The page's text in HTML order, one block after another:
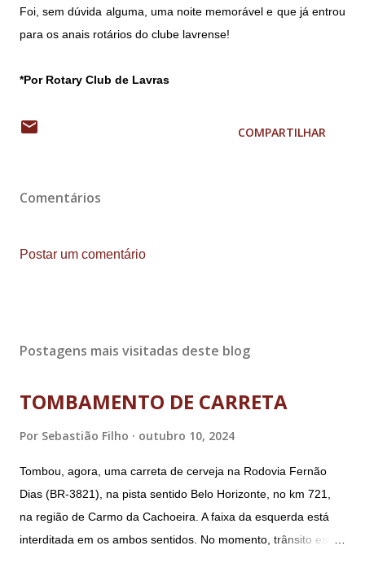
Foi, sem dúvida alguma, uma noite memorável e que já entrou
para os anais rotários do clube lavrense!
*Por Rotary Club de Lavras
COMPARTILHAR
Comentários
Postar um comentário
Postagens mais visitadas deste blog
TOMBAMENTO DE CARRETA
Por Sebastião Filho outubro 10, 2024
Tombou, agora, uma carreta de cerveja na Rodovia Fernão
Dias (BR-3821), na pista sentido Belo Horizonte, no km 721,
na região de Carmo da Cachoeira. A faixa da esquerda está
interditada em os ambos sentidos. No momento, trânsito está